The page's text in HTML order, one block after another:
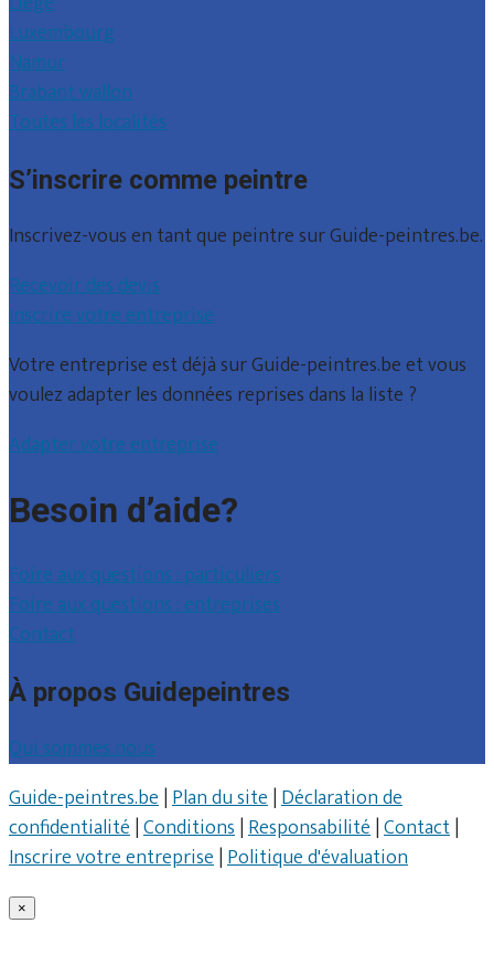
Luxembourg
Namur
Brabant wallon
Toutes les localités
S’inscrire comme peintre
Inscrivez-vous en tant que peintre sur Guide-peintres.be.
Recevoir des devis
Inscrire votre entreprise
Votre entreprise est déjà sur Guide-peintres.be et vous
voulez adapter les données reprises dans la liste ?
Adapter votre entreprise
Besoin d’aide?
Foire aux questions : particuliers
Foire aux questions : entreprises
Contact
À propos Guidepeintres
Qui sommes nous
Guide-peintres.be|Plan du site|Déclaration de
confidentialité|Conditions|Responsabilité|Contact|
Inscrire votre entreprise|Politique d'évaluation
×